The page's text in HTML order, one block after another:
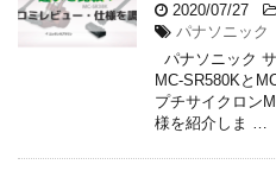
2020/07/27
パナソニック
パナソニック
MC-SR580Kと
プチサイクロン
様を紹介しま …